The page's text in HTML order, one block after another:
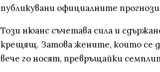
публикувани официалните
Този нюанс съчетава сила и
крещящ. Затова жените, които се
вече го носят, превръщайки